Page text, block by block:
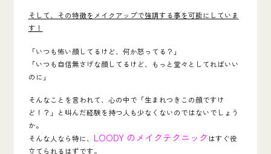
そして、その特徴をメイクアップで強調する事を可能にしていま
す！
「いつも怖い顔してるけど、何か怒ってる？」
「いつも自信無さげな顔してるけど、もっと堂々としてればいい
のに」
そんなことを言われて、心の中で「生まれつきこの顔ですけ
ど！？」と叫んだ経験を持つ人も少なくないのではないでしょう
か。
そんな人なら特に、 LOODY のメイクテクニック はすぐ役
立てられるはずです。